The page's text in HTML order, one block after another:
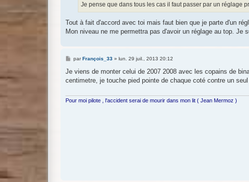
Je pense que dans tous les cas il faut passer par un réglage
Tout à fait d'accord avec toi mais faut bien que je parte d'un
Mon niveau ne me permettra pas d'avoir un réglage au top.
M
s
a
parFrançois_33» lun. 29 juil., 2013 20:12
Je viens de monter celui de 2007 2008 avec les copains de
centimetre, je touche pied pointe de chaque coté contre un
Pour moi pilote , l'accident serai de mourir dans mon lit ( Jean Mermoz )